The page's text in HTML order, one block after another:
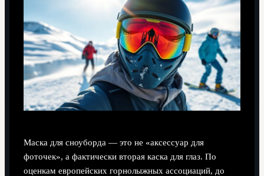
Маска для сноуборда — это не «аксессуар для
фоточек», а фактически вторая каска для глаз. По
оценкам европейских горнолыжных ассоциаций, до